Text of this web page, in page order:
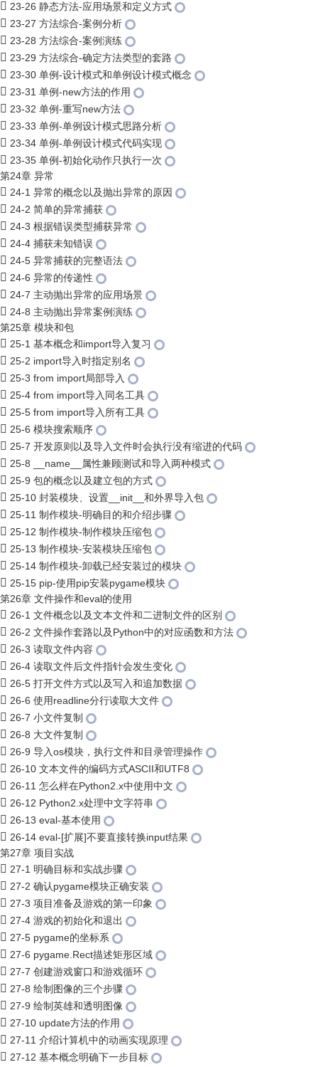
23-26 静态方法-应用场景和定义方式
23-27 方法综合-案例分析
23-28 方法综合-案例演练
23-29 方法综合-确定方法类型的套路
23-30 单例-设计模式和单例设计模式概念
23-31 单例-new方法的作用
23-32 单例-重写new方法
23-33 单例-单例设计模式思路分析
23-34 单例-单例设计模式代码实现
23-35 单例-初始化动作只执行一次
第24章 异常
24-1 异常的概念以及抛出异常的原因
24-2 简单的异常捕获
24-3 根据错误类型捕获异常
24-4 捕获未知错误
24-5 异常捕获的完整语法
24-6 异常的传递性
24-7 主动抛出异常的应用场景
24-8 主动抛出异常案例演练
第25章 模块和包
25-1 基本概念和import导入复习
25-2 import导入时指定别名
25-3 from import局部导入
25-4 from import导入同名工具
25-5 from import导入所有工具
25-6 模块搜索顺序
25-7 开发原则以及导入文件时会执行没有缩进的代码
25-8 __name__属性兼顾测试和导入两种模式
25-9 包的概念以及建立包的方式
25-10 封装模块、设置__init__和外界导入包
25-11 制作模块-明确目的和介绍步骤
25-12 制作模块-制作模块压缩包
25-13 制作模块-安装模块压缩包
25-14 制作模块-卸载已经安装过的模块
25-15 pip-使用pip安装pygame模块
第26章 文件操作和eval的使用
26-1 文件概念以及文本文件和二进制文件的区别
26-2 文件操作套路以及Python中的对应函数和方法
26-3 读取文件内容
26-4 读取文件后文件指针会发生变化
26-5 打开文件方式以及写入和追加数据
26-6 使用readline分行读取大文件
26-7 小文件复制
26-8 大文件复制
26-9 导入os模块，执行文件和目录管理操作
26-10 文本文件的编码方式ASCII和UTF8
26-11 怎么样在Python2.x中使用中文
26-12 Python2.x处理中文字符串
26-13 eval-基本使用
26-14 eval-[扩展]不要直接转换input结果
第27章 项目实战
27-1 明确目标和实战步骤
27-2 确认pygame模块正确安装
27-3 项目准备及游戏的第一印象
27-4 游戏的初始化和退出
27-5 pygame的坐标系
27-6 pygame.Rect描述矩形区域
27-7 创建游戏窗口和游戏循环
27-8 绘制图像的三个步骤
27-9 绘制英雄和透明图像
27-10 update方法的作用
27-11 介绍计算机中的动画实现原理
27-12 基本概念明确下一步目标